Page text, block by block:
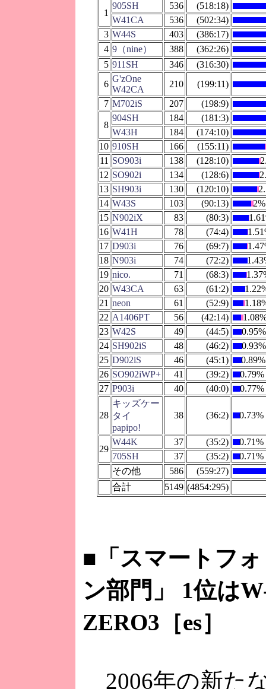
1
905SH 536
(518:18)
W41CA
536
(502:34)
3 W44S 403
(386:17)
4 9（nine） 388
(362:26)
5 911SH 346
(316:30)
6
G'zOne
W42CA
210
(199:11)
7 M702iS 207 (198:9)
8
904SH 184
(181:3)
W43H
184
(174:10)
10 910SH 166
(155:11)
11 SO903i 138 (128:10)
12 SO902i 134 (128:6)
13 SH903i 130 (120:10)
14 W43S 103 (90:13)
2%
15 N902iX 83 (80:3)
16 W41H 78 (74:4)
17 D903i 76 (69:7)
18 N903i 74 (72:2)
19 nico. 71 (68:3)
20 W43CA 63 (61:2)
21 neon 61 (52:9)
22 A1406PT 56 (42:14)
23 W42S 49 (44:5)
0.95%
24 SH902iS 48 (46:2)
0.93%
25 D902iS 46 (45:1)
0.89%
26 SO902iWP+ 41 (39:2)
0.79%
27 P903i 40 (40:0) 0.77%
28
キッズケー
タイ
papipo!
38 (36:2) 0.73%
29
W44K 37 (35:2)
0.71%
705SH
37 (35:2)
0.71%
その他
586
(559:27)
合計
5149 (4854:295)
■ 「スマートフォ
ン部門」 1位は
ZERO3［es］
2006年の新た